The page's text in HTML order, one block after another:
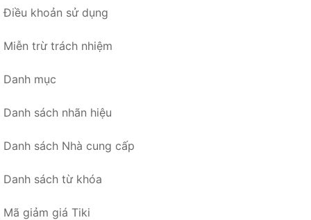
Điều khoản sử dụng
Miễn trừ trách nhiệm
Danh mục
Danh sách nhãn hiệu
Danh sách Nhà cung cấp
Danh sách từ khóa
Mã giảm giá Tiki